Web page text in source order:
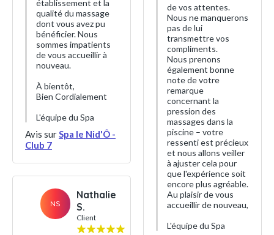
établissement et la
qualité du massage
dont vous avez pu
bénéficier. Nous
sommes impatients
de vous accueillir à
nouveau.
À bientôt,
Bien Cordialement
L'équipe du Spa
Avis surSpa le Nid'Ô -
Club 7
NS
Nathalie
S.
Client
de vos attentes.
Nous ne manquerons
pas de lui
transmettre vos
compliments.
Nous prenons
également bonne
note de votre
remarque
concernant la
pression des
massages dans la
piscine – votre
ressenti est précieux
et nous allons veiller
à ajuster cela pour
que l'expérience soit
encore plus agréable.
Au plaisir de vous
accueillir de nouveau,
L'équipe du Spa